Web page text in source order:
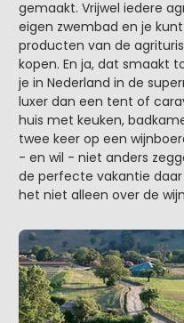
gemaakt. Vrijwel iedere
eigen zwembad en je
producten van de
kopen. En ja, dat smaakt
je in Nederland in de
luxer dan een tent of
huis met keuken,
twee keer op een
- en wil - niet anders
de perfecte vakantie daar
het niet alleen over de